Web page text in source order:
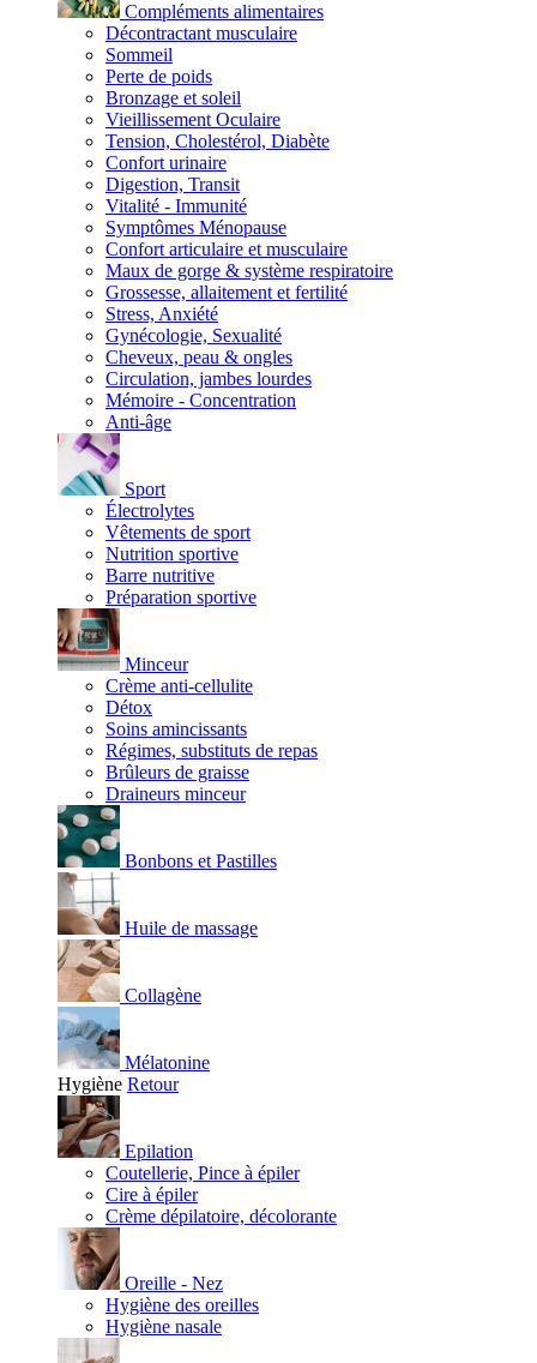
Compléments alimentaires
Décontractant musculaire
Sommeil
Perte de poids
Bronzage et soleil
Vieillissement Oculaire
Tension, Cholestérol, Diabète
Confort urinaire
Digestion, Transit
Vitalité - Immunité
Symptômes Ménopause
Confort articulaire et musculaire
Maux de gorge & système respiratoire
Grossesse, allaitement et fertilité
Stress, Anxiété
Gynécologie, Sexualité
Cheveux, peau & ongles
Circulation, jambes lourdes
Mémoire - Concentration
Anti-âge
Sport
Électrolytes
Vêtements de sport
Nutrition sportive
Barre nutritive
Préparation sportive
Minceur
Crème anti-cellulite
Détox
Soins amincissants
Régimes, substituts de repas
Brûleurs de graisse
Draineurs minceur
Bonbons et Pastilles
Huile de massage
Collagène
Mélatonine
Hygiène Retour
Epilation
Coutellerie, Pince à épiler
Cire à épiler
Crème dépilatoire, décolorante
Oreille - Nez
Hygiène des oreilles
Hygiène nasale